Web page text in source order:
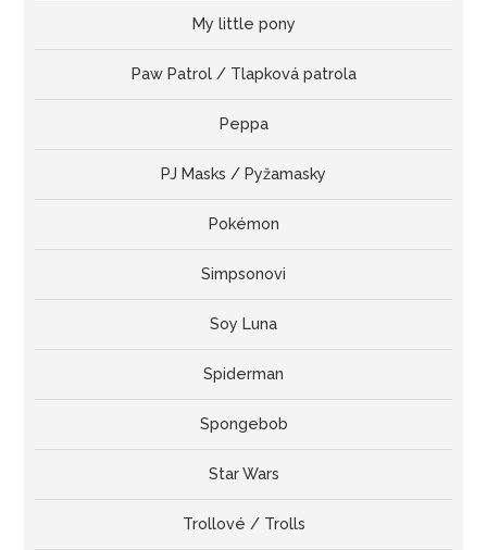
My little pony
Paw Patrol / Tlapková patrola
Peppa
PJ Masks / Pyžamasky
Pokémon
Simpsonovi
Soy Luna
Spiderman
Spongebob
Star Wars
Trollové / Trolls